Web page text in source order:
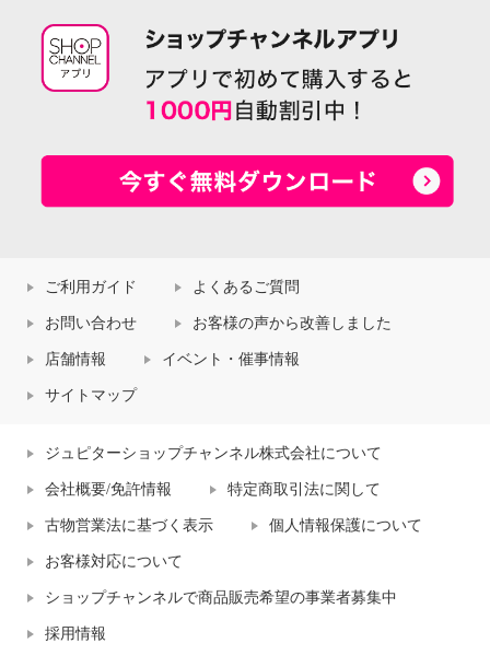
ご利用ガイド よくあるご質問
お問い合わせ お客様の声から改善しました
店舗情報 イベント・催事情報
サイトマップ
ジュピターショップチャンネル株式会社について
会社概要/免許情報 特定商取引法に関して
古物営業法に基づく表示 個人情報保護について
お客様対応について
ショップチャンネルで商品販売希望の事業者募集中
採用情報